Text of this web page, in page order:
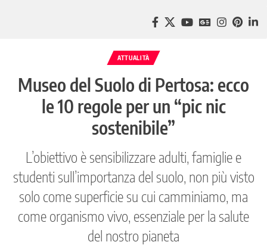
ATTUALITÀ
Museo del Suolo di Pertosa: ecco
le 10 regole per un “pic nic
sostenibile”
L’obiettivo è sensibilizzare adulti, famiglie e
studenti sull’importanza del suolo, non più visto
solo come superficie su cui camminiamo, ma
come organismo vivo, essenziale per la salute
del nostro pianeta